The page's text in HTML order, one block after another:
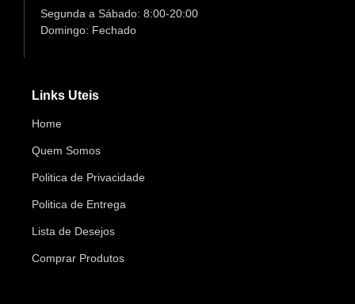
Segunda a Sábado: 8:00-20:00
Domingo: Fechado
Links Uteis
Home
Quem Somos
Politica de Privacidade
Politica de Entrega
Lista de Desejos
Comprar Produtos